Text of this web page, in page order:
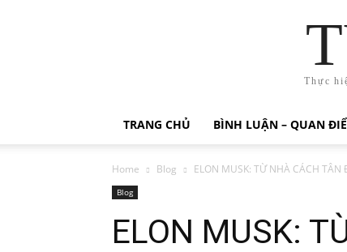
Thực
TRANG CHỦ BÌNH LUẬN – QUAN
Home Blog ELON MUSK: TỪ NHÀ CÁCH
Blog
ELON MUSK: